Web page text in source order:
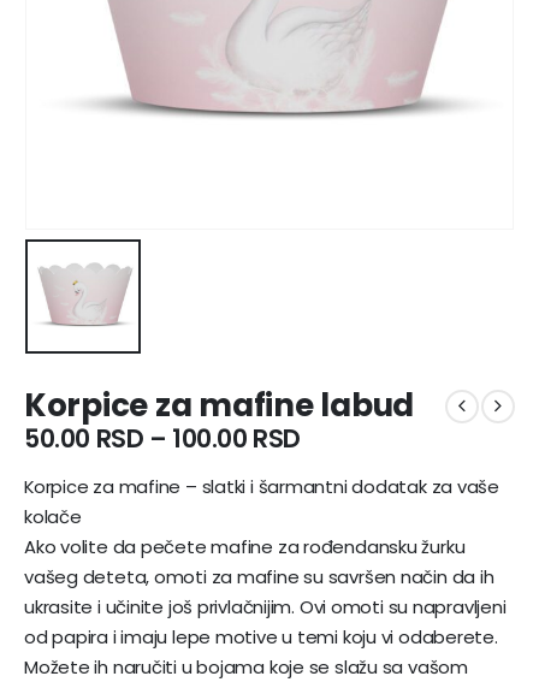
Korpice za mafine labud
50.00 RSD – 100.00 RSD
Korpice za mafine – slatki i šarmantni dodatak za vaše
kolače
Ako volite da pečete mafine za rođendansku žurku
vašeg deteta, omoti za mafine su savršen način da ih
ukrasite i učinite još privlačnijim. Ovi omoti su napravljeni
od papira i imaju lepe motive u temi koju vi odaberete.
Možete ih naručiti u bojama koje se slažu sa vašom